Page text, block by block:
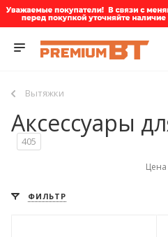
Вытяжки
Аксессуары
405
Цена
ФИЛЬТР